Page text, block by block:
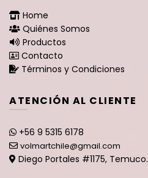
Home
Quiénes Somos
Productos
Contacto
Términos y Condiciones
ATENCIÓN AL CLIENTE
+56 9 5315 6178
volmartchile@gmail.com
Diego Portales #1175, Temuco.